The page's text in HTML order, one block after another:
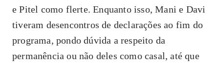
e Pitel como flerte. Enquanto isso, Mani e Davi
tiveram desencontros de declarações ao fim do
programa, pondo dúvida a respeito da
permanência ou não deles como casal, até que